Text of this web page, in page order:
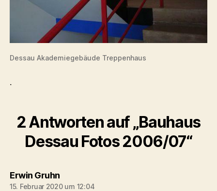
Dessau Akademiegebäude Treppenhaus
.
2 Antworten auf „Bauhaus
Dessau Fotos 2006/07“
Erwin Gruhnsagt:
15. Februar 2020 um 12:04